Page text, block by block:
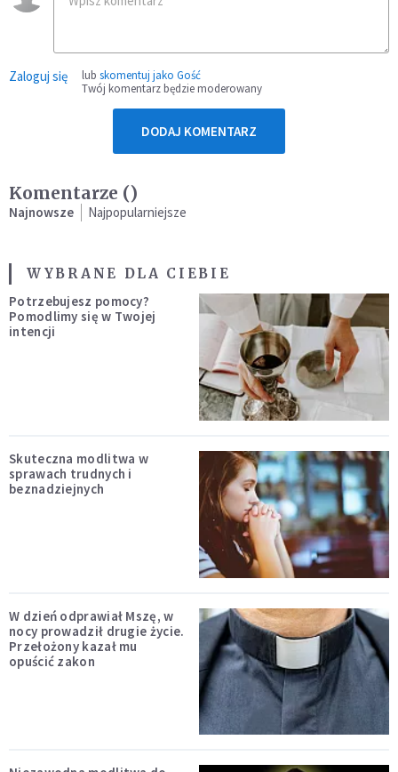
Zaloguj się lub skomentuj jako Gość
Twój komentarz będzie moderowany
DODAJ KOMENTARZ
Komentarze ()
Najnowsze Najpopularniejsze
WYBRANE DLA CIEBIE
Potrzebujesz pomocy?
Pomodlimy się w Twojej
intencji
Skuteczna modlitwa w
sprawach trudnych i
beznadziejnych
W dzień odprawiał Mszę, w
nocy prowadził drugie życie.
Przełożony kazał mu
opuścić zakon